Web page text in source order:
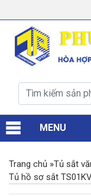
MENU
Trang chủ »Tủ sắt
Tủ hồ sơ sắt